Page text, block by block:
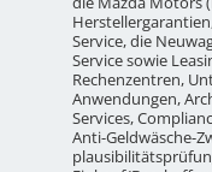
Service, die
Service sowie
Rechenzentren,
Anwendungen,
Services,
Anti-Geldwäsche-